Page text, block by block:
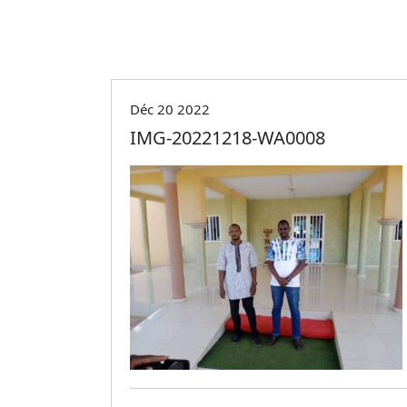
Déc 20 2022
IMG-20221218-WA0008